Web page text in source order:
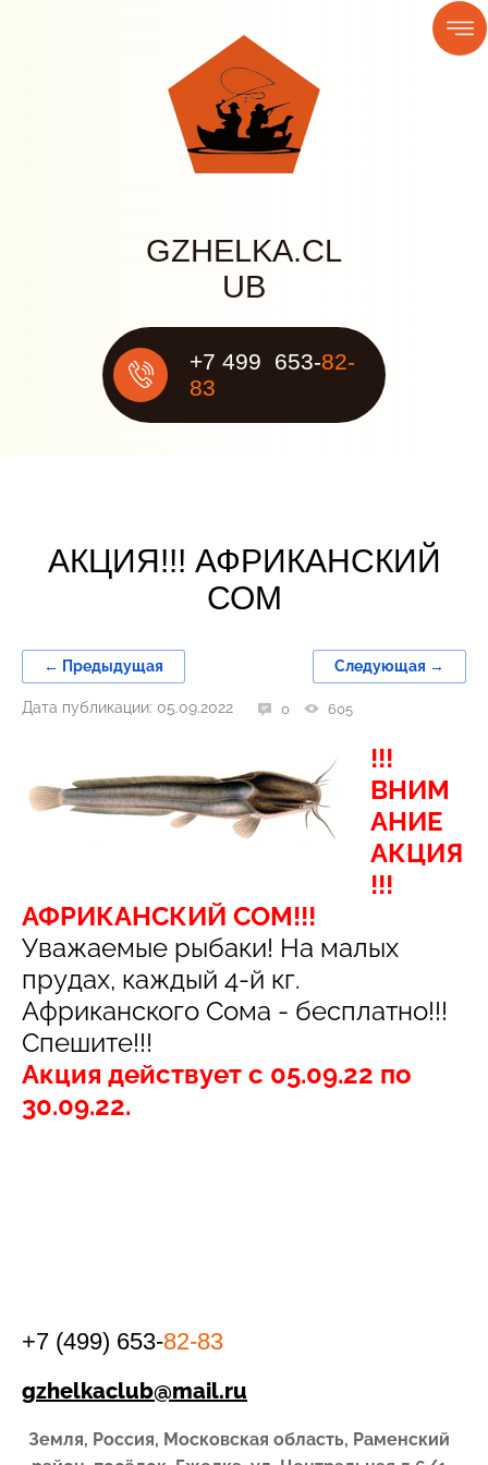
GZHELKА.CL
UB
+7 499 653-82-
83
АКЦИЯ!!! АФРИКАНСКИЙ
СОМ
← Предыдущая Следующая →
Дата публикации: 05.09.2022 0 605
!!!
ВНИМ
АНИЕ
АКЦИЯ
!!!
АФРИКАНСКИЙ СОМ!!!
Уважаемые рыбаки! На малых
прудах, каждый 4-й кг.
Африканского Сома - бесплатно!!!
Спешите!!!
Акция действует с 05.09.22 по
30.09.22.
+7 (499) 653-82-83
gzhelkaclub@mail.ru
Земля, Россия, Московская область, Раменский